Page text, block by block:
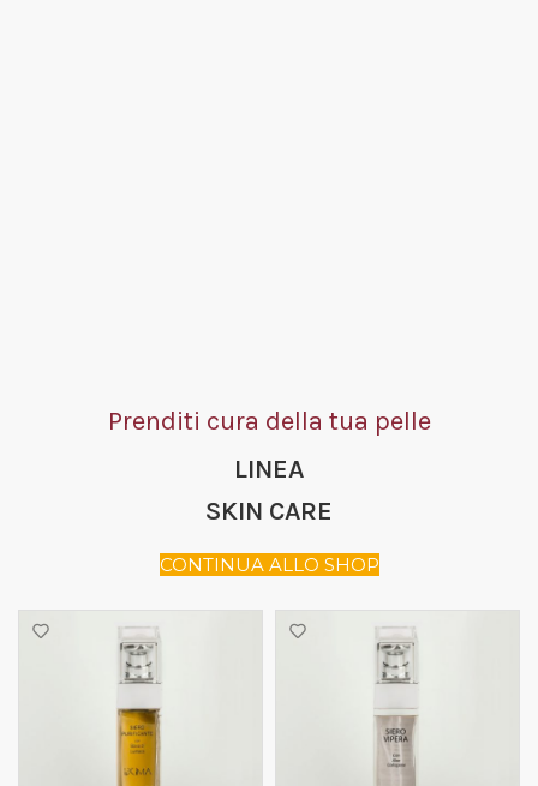
Prenditi cura della tua pelle
LINEA
SKIN CARE
CONTINUA ALLO SHOP